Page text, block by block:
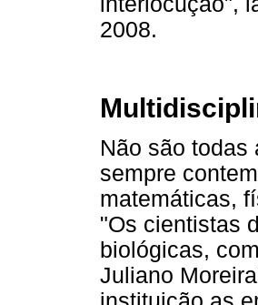
2008.
Não são todas
sempre
matemáticas,
"Os cientistas
biológicas,
Juliano